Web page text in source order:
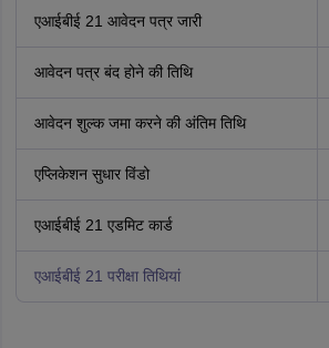
एआईबीई 21 आवेदन पत्र जारी
आवेदन पत्र बंद होने की तिथि
आवेदन शुल्क जमा करने की अंतिम तिथि
एप्लिकेशन सुधार विंडो
एआईबीई 21 एडमिट कार्ड
एआईबीई 21 परीक्षा तिथियां